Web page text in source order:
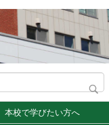
本校で学びたい方へ